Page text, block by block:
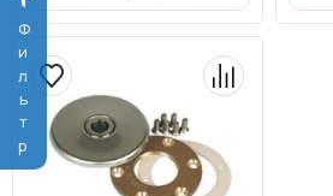
Фильтр